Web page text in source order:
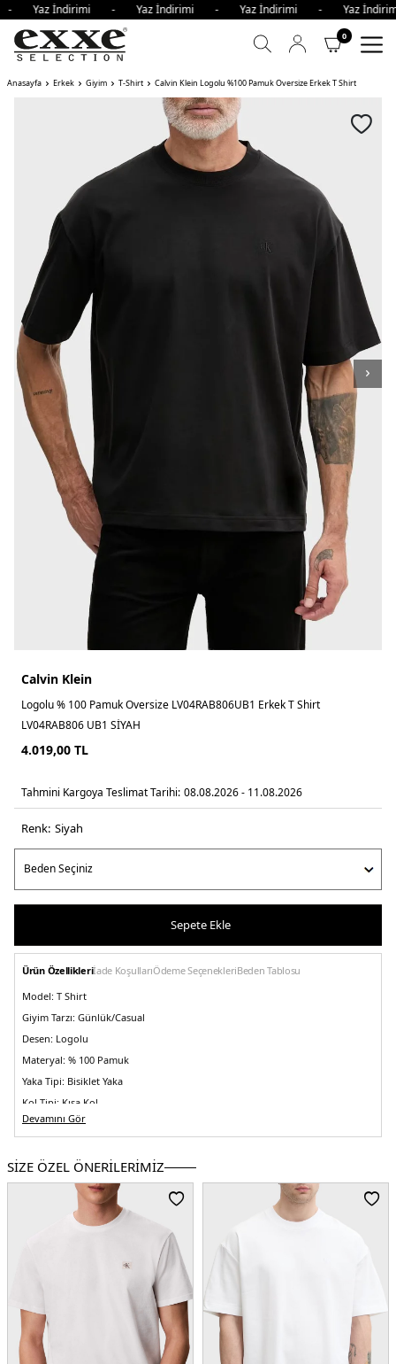
- Yaz İndirimi - Yaz İndirimi - Yaz İndirimi - Yaz
0
Anasayfa Erkek Giyim T-Shirt Calvin Klein Logolu %100 Pamuk Oversize Erkek T Shirt
Calvin Klein
Logolu % 100 Pamuk Oversize LV04RAB806UB1 Erkek T Shirt
LV04RAB806 UB1 SİYAH
4.019,00 TL
Tahmini Kargoya Teslimat Tarihi: 08.08.2026 - 11.08.2026
Renk: si̇yah
Sepete Ekle
Ürün Özellikleriİade KoşullarıÖdeme SeçenekleriBeden Tablosu
Model: T Shirt
Giyim Tarzı: Günlük/Casual
Desen: Logolu
Materyal: % 100 Pamuk
Yaka Tipi: Bisiklet Yaka
Kol Tipi: Kısa Kol
Kumaş Tipi:Belirtilmemiş
Kalıp Bilgisi:Oversize Fit
Yaş Grubu:Yetişkin
Çin
5DE1LV04RAB806UB1.07
Devamını Gör
SİZE ÖZEL ÖNERİLERİMİZ